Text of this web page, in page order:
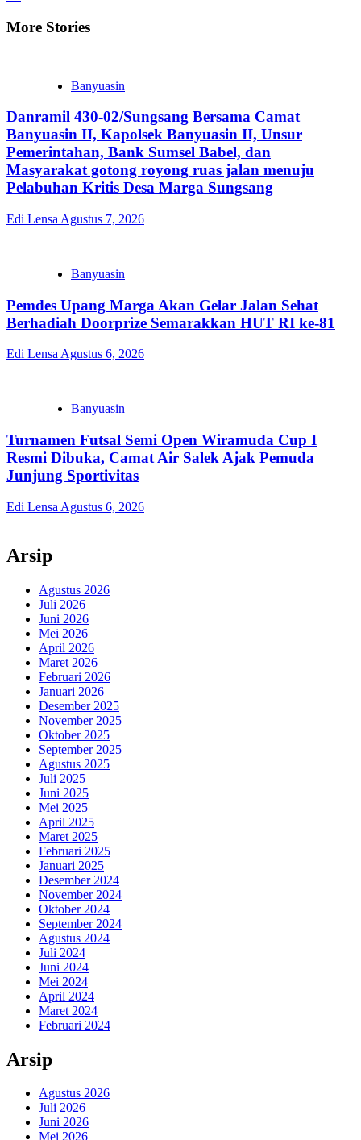
More Stories
Banyuasin
Danramil 430-02/Sungsang Bersama Camat
Banyuasin II, Kapolsek Banyuasin II, Unsur
Pemerintahan, Bank Sumsel Babel, dan
Masyarakat gotong royong ruas jalan menuju
Pelabuhan Kritis Desa Marga Sungsang
Edi Lensa Agustus 7, 2026
Banyuasin
Pemdes Upang Marga Akan Gelar Jalan Sehat
Berhadiah Doorprize Semarakkan HUT RI ke-81
Edi Lensa Agustus 6, 2026
Banyuasin
Turnamen Futsal Semi Open Wiramuda Cup I
Resmi Dibuka, Camat Air Salek Ajak Pemuda
Junjung Sportivitas
Edi Lensa Agustus 6, 2026
Arsip
Agustus 2026
Juli 2026
Juni 2026
Mei 2026
April 2026
Maret 2026
Februari 2026
Januari 2026
Desember 2025
November 2025
Oktober 2025
September 2025
Agustus 2025
Juli 2025
Juni 2025
Mei 2025
April 2025
Maret 2025
Februari 2025
Januari 2025
Desember 2024
November 2024
Oktober 2024
September 2024
Agustus 2024
Juli 2024
Juni 2024
Mei 2024
April 2024
Maret 2024
Februari 2024
Arsip
Agustus 2026
Juli 2026
Juni 2026
Mei 2026